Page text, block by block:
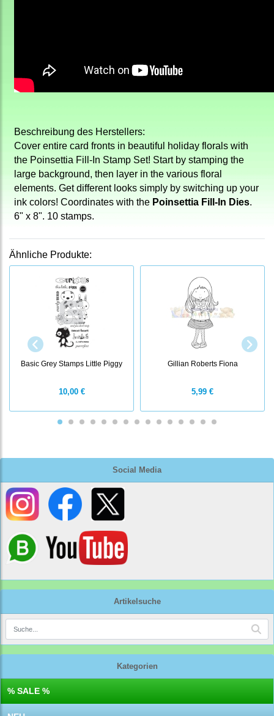
Social Media
Artikelsuche
Kategorien
% SALE %
Beschreibung des Herstellers:
Cover entire card fronts in beautiful holiday florals with
the Poinsettia Fill-In Stamp Set! Start by stamping the
large background, then layer in the various floral
elements. Get different looks simply by switching up your
ink colors! Coordinates with the Poinsettia Fill-In Dies.
6" x 8". 10 stamps.
Ähnliche Produkte:
Basic Grey Stamps Little Piggy
10,00 €
Gillian Roberts Fiona
5,99 €